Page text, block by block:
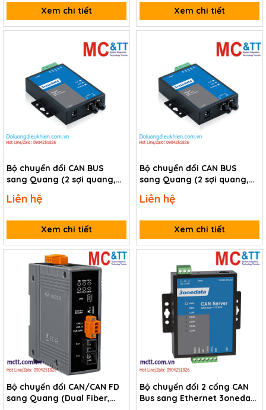
Xem chi tiết
Xem chi tiết
Bộ chuyển đổi CAN BUS
sang Quang (2 sợi quang,
3Onedata MC201-F-S-SC-
Liên hệ
Xem chi tiết
Bộ chuyển đổi CAN BUS
sang Quang (2 sợi quang,
3Onedata MC201-F-M-SC-
Liên hệ
Xem chi tiết
Bộ chuyển đổi CAN/CAN FD
sang Quang (Dual Fiber,
Bộ chuyển đổi 2 cổng CAN
Bus sang Ethernet 3onedata